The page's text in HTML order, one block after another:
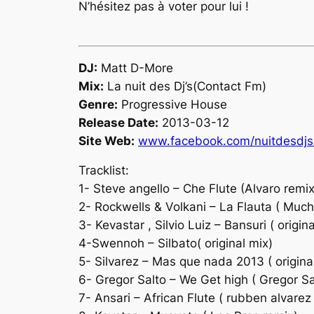
N’hésitez pas à voter pour lui !
DJ: Matt D-More
Mix: La nuit des Dj’s(Contact Fm)
Genre: Progressive House
Release Date: 2013-03-12
Site Web: www.facebook.com/
Tracklist:
1- Steve angello – Che Flute (Alvaro
2- Rockwells & Volkani – La Flauta (
3- Kevastar , Silvio Luiz – Bansuri (
4-Swennoh – Silbato( original mix)
5- Silvarez – Mas que nada 2013 (
6- Gregor Salto – We Get high ( Gregor
7- Ansari – African Flute ( rubben alvarez